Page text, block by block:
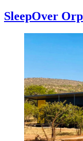
SleepOver